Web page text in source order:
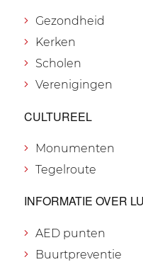
Gezondheid
Kerken
Scholen
Verenigingen
CULTUREEL
Monumenten
Tegelroute
INFORMATIE OVER
AED punten
Buurtpreventie